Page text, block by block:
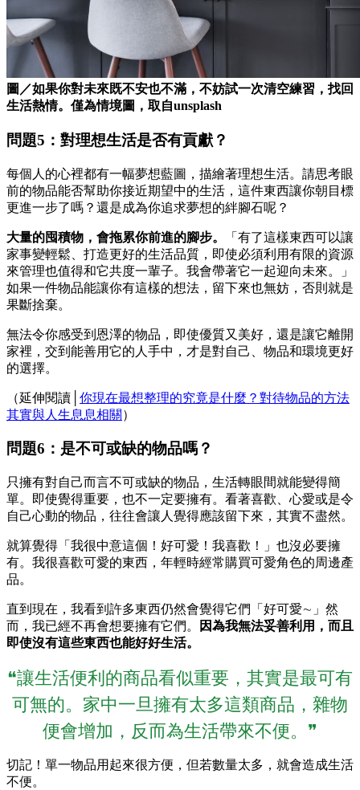
圖／如果你對未來既不安也不滿，不妨試一次清空練習，找回
生活熱情。僅為情境圖，取自unsplash
問題5：對理想生活是否有貢獻？
每個人的心裡都有一幅夢想藍圖，描繪著理想生活。請思考眼
前的物品能否幫助你接近期望中的生活，這件東西讓你朝目標
更進一步了嗎？還是成為你追求夢想的絆腳石呢？
大量的囤積物，會拖累你前進的腳步。
「有了這樣東西可以讓
家事變輕鬆、打造更好的生活品質，即使必須利用有限的資源
來管理也值得和它共度一輩子。我會帶著它一起迎向未來。」
如果一件物品能讓你有這樣的想法，留下來也無妨，否則就是
果斷捨棄。
無法令你感受到恩澤的物品，即使優質又美好，還是讓它離開
家裡，交到能善用它的人手中，才是對自己、物品和環境更好
的選擇。
（延伸閱讀│ 你現在最想整理的究竟是什麼？對待物品的方法
其實與人生息息相關 ）
問題6：是不可或缺的物品嗎？
只擁有對自己而言不可或缺的物品，生活轉眼間就能變得簡
單。即使覺得重要，也不一定要擁有。看著喜歡、心愛或是令
自己心動的物品，往往會讓人覺得應該留下來，其實不盡然。
就算覺得「我很中意這個！好可愛！我喜歡！」也沒必要擁
有。我很喜歡可愛的東西，年輕時經常購買可愛角色的周邊產
品。
直到現在，我看到許多東西仍然會覺得它們「好可愛∼」然
而，我已經不再會想要擁有它們。
因為我無法妥善利用，而且
即使沒有這些東西也能好好生活。
❝讓生活便利的商品看似重要，其實是最可有
可無的。家中一旦擁有太多這類商品，雜物
便會增加，反而為生活帶來不便。❞
切記！單一物品用起來很方便，但若數量太多，就會造成生活
不便。